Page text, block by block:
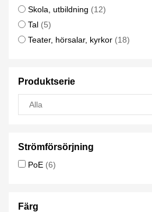
Skola, utbildning (12)
Tal (5)
Teater, hörsalar, kyrkor (18)
Produktserie
Strömförsörjning
PoE (6)
Färg